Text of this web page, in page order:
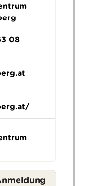
08